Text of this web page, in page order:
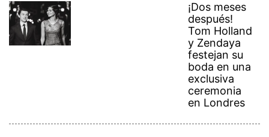
¡Dos meses
después!
Tom Holland
y Zendaya
festejan su
boda en una
exclusiva
ceremonia
en Londres